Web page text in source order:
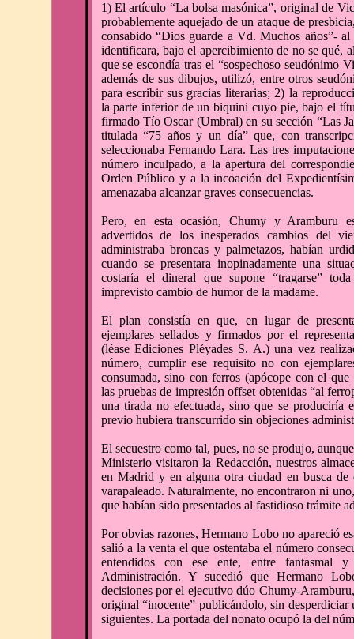
1) El artículo “La bolsa masónica”, original de
probablemente aquejado de un ataque de
consabido “Dios guarde a Vd. Muchos años”-
identificara, bajo el apercibimiento de no se qué,
que se escondía tras el “sospechoso seudónimo
además de sus dibujos, utilizó, entre otros
para escribir sus gracias literarias; 2) la
la parte inferior de un biquini cuyo pie, bajo el
firmado Tío Oscar (Umbral) en su sección “Las
titulada “75 años y un día” que, con
seleccionaba Fernando Lara. Las tres
número inculpado, a la apertura del
Orden Público y a la incoación del
amenazaba alcanzar graves consecuencias.
Pero, en esta ocasión, Chumy y Aramburu
advertidos de los inesperados cambios del
administraba broncas y palmetazos, habían
cuando se presentara inopinadamente una
costaría el dineral que supone “tragarse”
imprevisto cambio de humor de la madame.
El plan consistía en que, en lugar de
ejemplares sellados y firmados por el
(léase Ediciones Pléyades S. A.) una vez
número, cumplir ese requisito no con
consumada, sino con ferros (apócope con el que
las pruebas de impresión offset obtenidas “al
una tirada no efectuada, sino que se produciría
previo hubiera transcurrido sin objeciones
El secuestro como tal, pues, no se produjo,
Ministerio visitaron la Redacción, nuestros
en Madrid y en alguna otra ciudad en busca de
varapaleado. Naturalmente, no encontraron ni
que habían sido presentados al fastidioso trámite
Por obvias razones, Hermano Lobo no apareció
salió a la venta el que ostentaba el número
entendidos con ese ente, entre fantasmal
Administración. Y sucedió que Hermano
decisiones por el ejecutivo dúo Chumy-
original “inocente” publicándolo, sin desperdiciar
siguientes. La portada del nonato ocupó la del